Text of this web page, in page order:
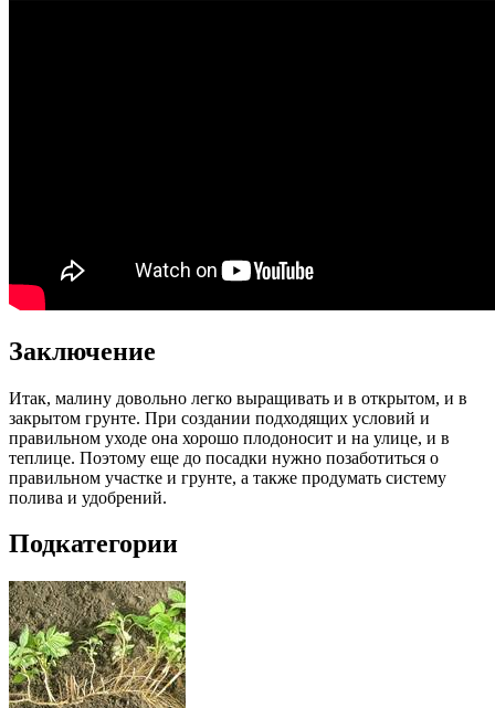
Заключение
Итак, малину довольно легко выращивать и в открытом, и в
закрытом грунте. При создании подходящих условий и
правильном уходе она хорошо плодоносит и на улице, и в
теплице. Поэтому еще до посадки нужно позаботиться о
правильном участке и грунте, а также продумать систему
полива и удобрений.
Подкатегории